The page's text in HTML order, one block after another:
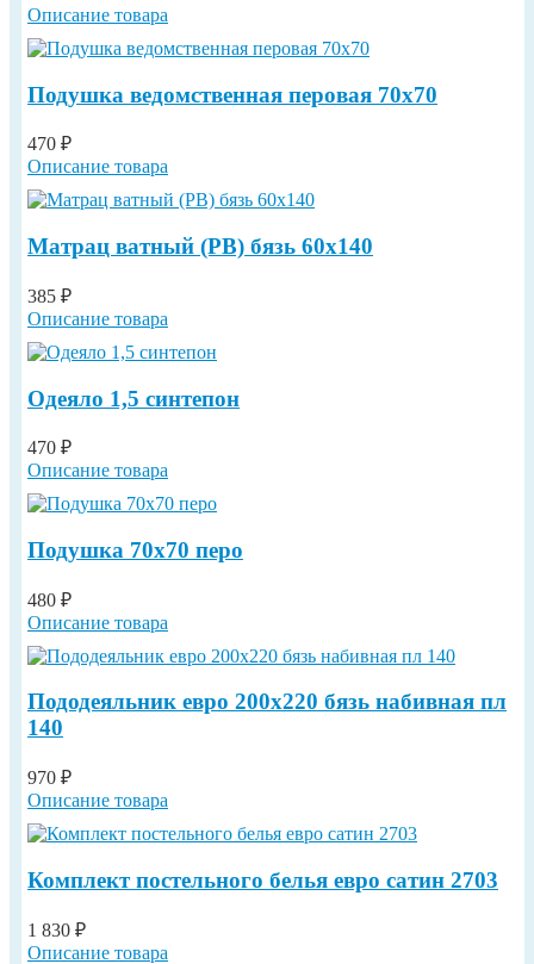
Описание товара
Подушка ведомственная перовая 70х70
470 ₽
Описание товара
Матрац ватный (РВ) бязь 60х140
385 ₽
Описание товара
Одеяло 1,5 синтепон
470 ₽
Описание товара
Подушка 70х70 перо
480 ₽
Описание товара
Пододеяльник евро 200х220 бязь набивная пл
140
970 ₽
Описание товара
Комплект постельного белья евро сатин 2703
1 830 ₽
Описание товара